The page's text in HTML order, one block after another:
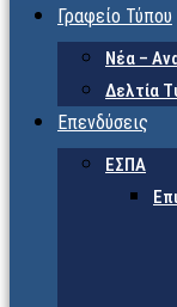
Γραφείο Τύπου
Νέα –
Δελτία
Επενδύσεις
ΕΣΠΑ